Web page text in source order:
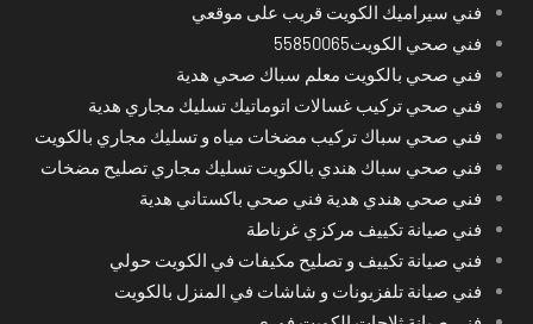
فني سيراميك الكويت قريب على موقعي
فني صحي الكويت55850065
فني صحي بالكويت معلم سباك صحي هدية
فني صحي تركيب غسالات اتوماتيك تسليك مجاري هدية
فني صحي سباك تركيب مضخات مياه و تسليك مجاري بالكويت
فني صحي سباك هندي بالكويت تسليك مجاري تصليح مضخات
فني صحي هندي هدية فني صحي باكستاني هدية
فني صيانة تكييف مركزي غرناطة
فني صيانة تكييف و تصليح مكيفات في الكويت حولي
فني صيانة تلفزيونات و شاشات في المنزل بالكويت